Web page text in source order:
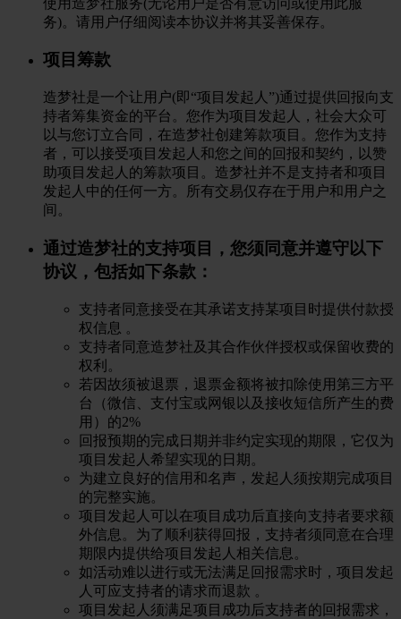
务)。请用户仔细阅读本协议并将其妥善保存。
项目筹款
造梦社是一个让用户(即“项目发起人”)通过提供回报向支
持者筹集资金的平台。您作为项目发起人，社会大众可
以与您订立合同，在造梦社创建筹款项目。您作为支持
者，可以接受项目发起人和您之间的回报和契约，以赞
助项目发起人的筹款项目。造梦社并不是支持者和项目
发起人中的任何一方。所有交易仅存在于用户和用户之
间。
通过造梦社的支持项目，您须同意并遵守以下
协议，包括如下条款：
支持者同意接受在其承诺支持某项目时提供付款授
权信息 。
支持者同意造梦社及其合作伙伴授权或保留收费的
权利。
若因故须被退票，退票金额将被扣除使用第三方平
台（微信、支付宝或网银以及接收短信所产生的费
用）的2%
回报预期的完成日期并非约定实现的期限，它仅为
项目发起人希望实现的日期。
为建立良好的信用和名声，发起人须按期完成项目
的完整实施。
项目发起人可以在项目成功后直接向支持者要求额
外信息。为了顺利获得回报，支持者须同意在合理
期限内提供给项目发起人相关信息。
如活动难以进行或无法满足回报需求时，项目发起
人可应支持者的请求而退款 。
项目发起人须满足项目成功后支持者的回报需求，